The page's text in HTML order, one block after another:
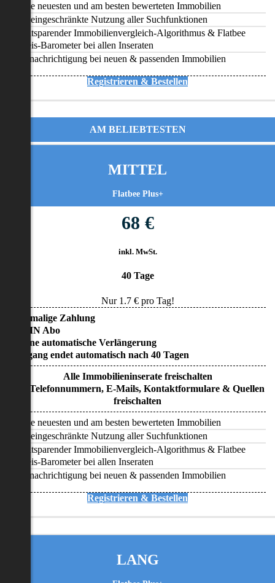
Alle neuesten und am besten bewerteten Immobilien
Uneingeschränkte Nutzung aller Suchfunktionen
Zeitsparender Immobilienvergleich-Algorithmus & Flatbee
Preis-Barometer bei allen Inseraten
Benachrichtigung bei neuen & passenden Immobilien
Registrieren & Bestellen
AM BELIEBTESTEN
MITTEL
Flatbee Plus+
68 €
inkl. MwSt.
40 Tage
Nur 1.7€ pro Tag!
• Einmalige Zahlung
• KEIN Abo
• Keine automatische Verlängerung
• Zugang endet automatisch nach 40 Tagen
Alle Immobilieninserate freischalten
Alle Telefonnummern, E-Mails, Kontaktformulare & Quellen
freischalten
Alle neuesten und am besten bewerteten Immobilien
Uneingeschränkte Nutzung aller Suchfunktionen
Zeitsparender Immobilienvergleich-Algorithmus & Flatbee
Preis-Barometer bei allen Inseraten
Benachrichtigung bei neuen & passenden Immobilien
Registrieren & Bestellen
LANG